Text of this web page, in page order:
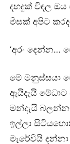
දහදුක් විඳල
මිසක් අපිට
‘අරං දෙන්න…
මේ මනුස්සයා
ඇයිදැයි
මන්දැයි
ඉල්ලා
මැරේවියි